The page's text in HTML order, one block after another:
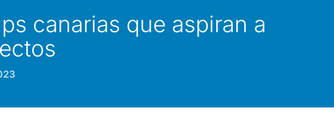
canarias que aspiran a